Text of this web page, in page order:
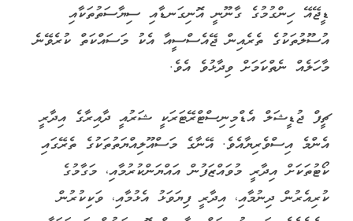
ޑީޖޭއޭ ހިންގުމުގެ ގާނޫނީ އޮނިގަނޑާއި ސިޔާސަތުތަކާއި
އުސޫލުތަކުގެ ތެރެއިން ޖޭއެސްސީއާ އެކު މަސައްކަތް ކުރެވޭނެ
މާހަލެއް ނެތްކަމަށް ވިދާޅުވެ އެވެ.
ޗީފް ޖުޑީޝަލް އެޑްމިނިސްޓްރޭޓަރަކީ ޝަރުއީ ދާއިރާގެ އިދާރީ
އެންމެ އިސްވެރިޔާއެވެ. އޭނާގެ މަސްއޫލިއްޔަތުތަކުގެ ތެރޭގައި
ކޯޓުތަކަށް އިދާރީ މުވައްޒަފުން އައްޔަންކުރުމާއި، މަގާމުގެ
ކުރިއެރުން ދިނުމާއި، އިދާރީ ފިޔަވަޅު އެޅުމާއި، ވަކިކުރުން